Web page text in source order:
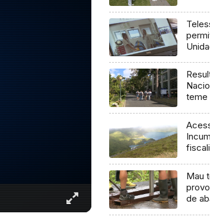
teme
Mau
de